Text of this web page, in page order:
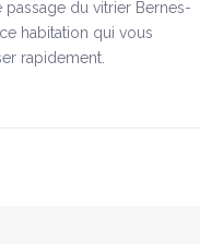
du vitrier Bernes-
habitation qui vous
rapidement.